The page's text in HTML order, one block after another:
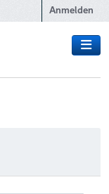
Anmelden